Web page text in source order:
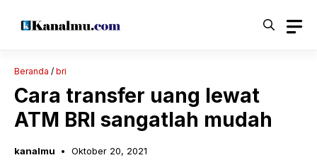
Beranda / bri
Cara transfer uang lewat
ATM BRI sangatlah mudah
kanalmu Oktober 20, 2021